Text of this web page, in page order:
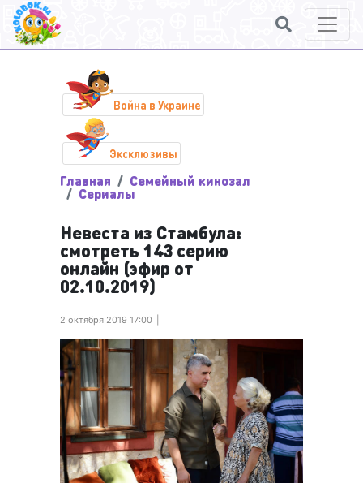
Война в Украине
Эксклюзивы
Главная Семейный кинозал
Сериалы
Невеста из Стамбула:
смотреть 143 серию
онлайн (эфир от
02.10.2019)
2 октября 2019 17:00